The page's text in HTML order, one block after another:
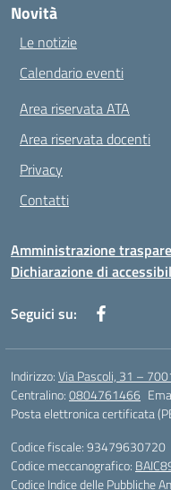
Novità
Le notizie
Calendario eventi
Area riservata ATA
Area riservata docenti
Privacy
Contatti
Amministrazione
Dichiarazione di
Seguici su:
Indirizzo:Via Pascoli, 31 –
Centralino:0804761466
Posta elettronica certificata
Codice fiscale: 93479630720
Codice meccanografico:
Codice Indice delle Pubbliche